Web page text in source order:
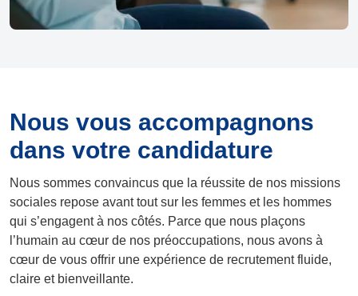
Nous vous accompagnons
dans votre candidature
Nous sommes convaincus que la réussite de nos missions
sociales repose avant tout sur les femmes et les hommes
qui s’engagent à nos côtés. Parce que nous plaçons
l’humain au cœur de nos préoccupations, nous avons à
cœur de vous offrir une expérience de recrutement fluide,
claire et bienveillante.